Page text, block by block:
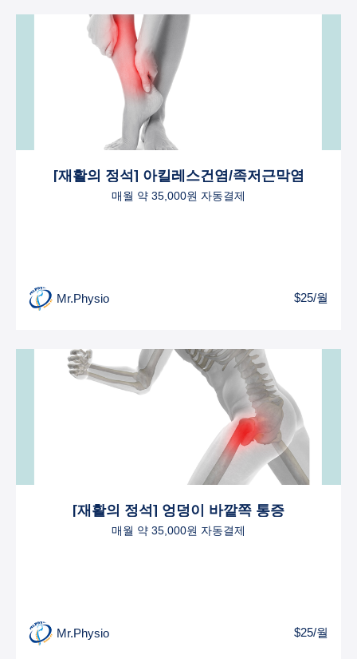
[재활의 정석] 아킬레스건염/족저근막염
매월 약 35,000원 자동결제
Mr.Physio $25/월
[재활의 정석] 엉덩이 바깥쪽 통증
매월 약 35,000원 자동결제
Mr.Physio $25/월